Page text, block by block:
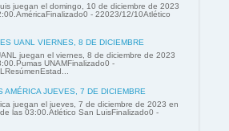
juegan el domingo, 10 de diciembre de 2023
- 22023/12/10Atlético
UANL VIERNES, 8 DE DICIEMBRE
juegan el viernes, 8 de diciembre de 2023
UNAMFinalizado0 -
AMÉRICA JUEVES, 7 DE DICIEMBRE
juegan el jueves, 7 de diciembre de 2023 en
las 03:00.Atlético San LuisFinalizado0 -